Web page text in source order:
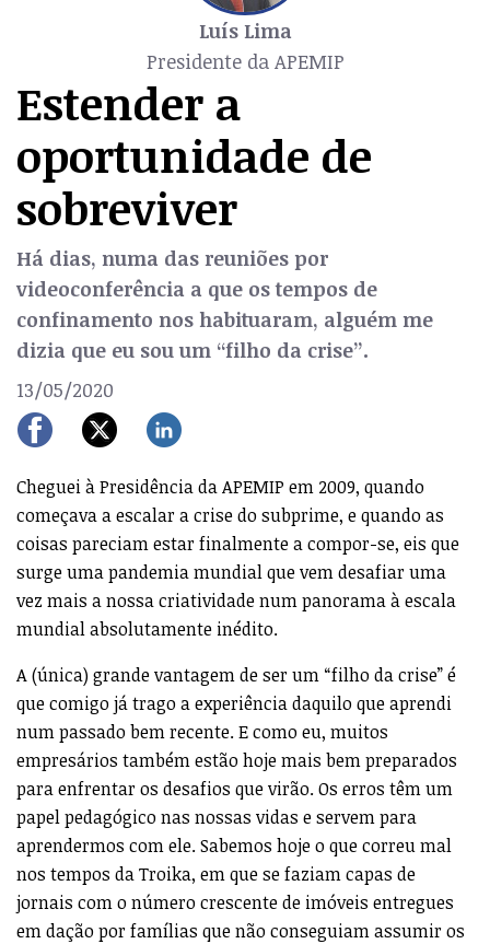
Luís Lima
Presidente da APEMIP
Estender a
oportunidade de
sobreviver
Há dias, numa das reuniões por
videoconferência a que os tempos de
confinamento nos habituaram, alguém me
dizia que eu sou um “filho da crise”.
13/05/2020
Cheguei à Presidência da APEMIP em 2009, quando
começava a escalar a crise do subprime, e quando as
coisas pareciam estar finalmente a compor-se, eis que
surge uma pandemia mundial que vem desafiar uma
vez mais a nossa criatividade num panorama à escala
mundial absolutamente inédito.
A (única) grande vantagem de ser um “filho da crise” é
que comigo já trago a experiência daquilo que aprendi
num passado bem recente. E como eu, muitos
empresários também estão hoje mais bem preparados
para enfrentar os desafios que virão. Os erros têm um
papel pedagógico nas nossas vidas e servem para
aprendermos com ele. Sabemos hoje o que correu mal
nos tempos da Troika, em que se faziam capas de
jornais com o número crescente de imóveis entregues
em dação por famílias que não conseguiam assumir os